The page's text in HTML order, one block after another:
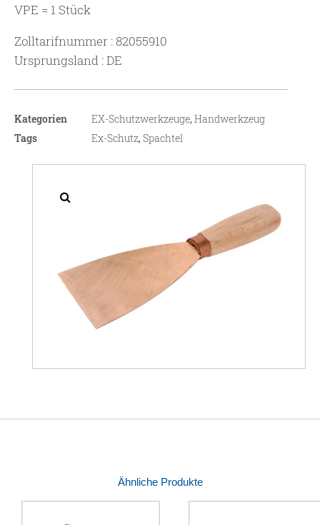
VPE = 1 Stück
Zolltarifnummer : 82055910
Ursprungsland : DE
Kategorien EX-Schutzwerkzeuge,Handwerkzeug
Tags
Ex-Schutz,Spachtel
Ähnliche Produkte